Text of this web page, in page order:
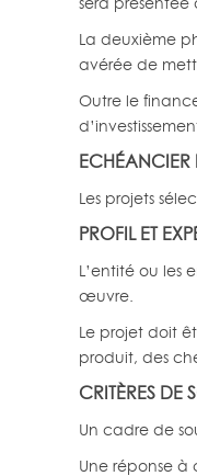
La deuxième
avérée de
Outre le
ECHÉANCIER
Les projets
PROFIL ET
L’entité ou les
œuvre.
Le projet doit
produit, des
CRITÈRES DE
Un cadre de
Une réponse à